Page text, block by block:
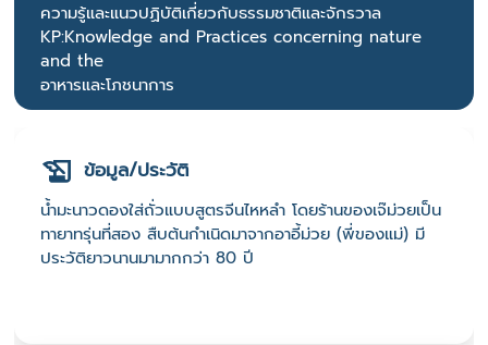
ความรู้และแนวปฏิบัติเกี่ยวกับธรรมชาติและจักรวาล
KP:Knowledge and Practices concerning nature
and the
อาหารและโภชนาการ
ข้อมูล/ประวัติ
น้ำมะนาวดองใส่ถั่วแบบสูตรจีนไหหลำ โดยร้านของเจ๊ม่วยเป็น
ทายาทรุ่นที่สอง สืบต้นกำเนิดมาจากอาอี้ม่วย (พี่ของแม่) มี
ประวัติยาวนานมามากกว่า 80 ปี